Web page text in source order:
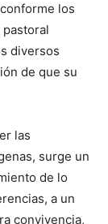
los
diversos
de que su
las
surge un
de lo
a un
convivencia,